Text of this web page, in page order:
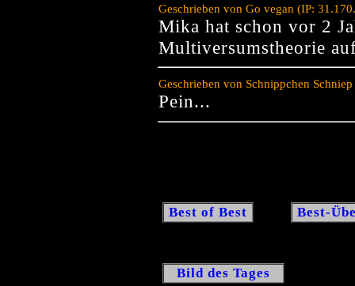
Geschrieben von Go vegan (IP:
Mika hat schon vor 2
Multiversumstheorie
Geschrieben von Schnippchen
Pein...
Best of Best Best-
Bild des Tages